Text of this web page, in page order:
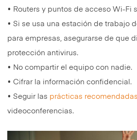
• Routers y puntos de acceso Wi-Fi
• Si se usa una estación de trabajo
para empresas, asegurarse de que
protección antivirus.
• No compartir el equipo con nadie.
• Cifrar la información confidencial.
• Seguir las prácticas recomendadas
videoconferencias.